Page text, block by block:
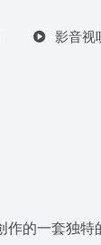
影音视
的一套独